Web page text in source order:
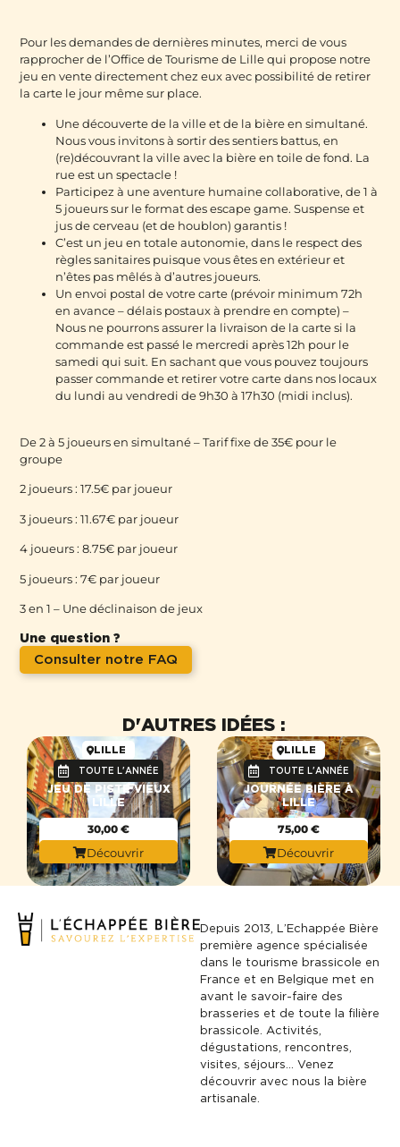
D'AUTRES IDÉES :
JEU DE PISTE VIEUX
LILLE
LILLE
TOUTE L'ANNÉE
30,00€
Découvrir
JOURNÉE BIÈRE À
LILLE
LILLE
TOUTE L'ANNÉE
75,00 €
Découvrir
Pour les demandes de dernières minutes, merci de vous
rapprocher de l’Office de Tourisme de Lille qui propose notre
jeu en vente directement chez eux avec possibilité de retirer
la carte le jour même sur place.
Une découverte de la ville et de la bière en simultané.
Nous vous invitons à sortir des sentiers battus, en
(re)découvrant la ville avec la bière en toile de fond. La
rue est un spectacle !
Participez à une aventure humaine collaborative, de 1 à
5 joueurs sur le format des escape game. Suspense et
jus de cerveau (et de houblon) garantis !
C’est un jeu en totale autonomie, dans le respect des
règles sanitaires puisque vous êtes en extérieur et
n’êtes pas mêlés à d’autres joueurs.
Un envoi postal de votre carte (prévoir minimum 72h
en avance – délais postaux à prendre en compte) –
Nous ne pourrons assurer la livraison de la carte si la
commande est passé le mercredi après 12h pour le
samedi qui suit. En sachant que vous pouvez toujours
passer commande et retirer votre carte dans nos locaux
du lundi au vendredi de 9h30 à 17h30 (midi inclus).
De 2 à 5 joueurs en simultané – Tarif fixe de 35€ pour le
groupe
2 joueurs : 17.5€ par joueur
3 joueurs : 11.67€ par joueur
4 joueurs : 8.75€ par joueur
5 joueurs : 7€ par joueur
3 en 1 – Une déclinaison de jeux
Une question ?
Consulter notre FAQ
Depuis 2013, L’Echappée Bière
première agence spécialisée
dans le tourisme brassicole en
France et en Belgique met en
avant le savoir-faire des
brasseries et de toute la filière
brassicole. Activités,
dégustations, rencontres,
visites, séjours… Venez
découvrir avec nous la bière
artisanale.